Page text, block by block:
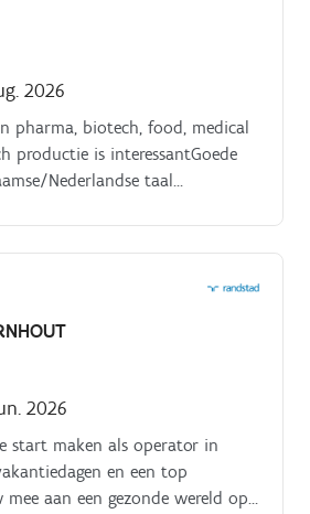
2026
pharma, biotech, food, medical
productie is interessant​​​​​​​Goede
Nederlandse taal
2026
start maken als operator in
en een top
aan een gezonde wereld op